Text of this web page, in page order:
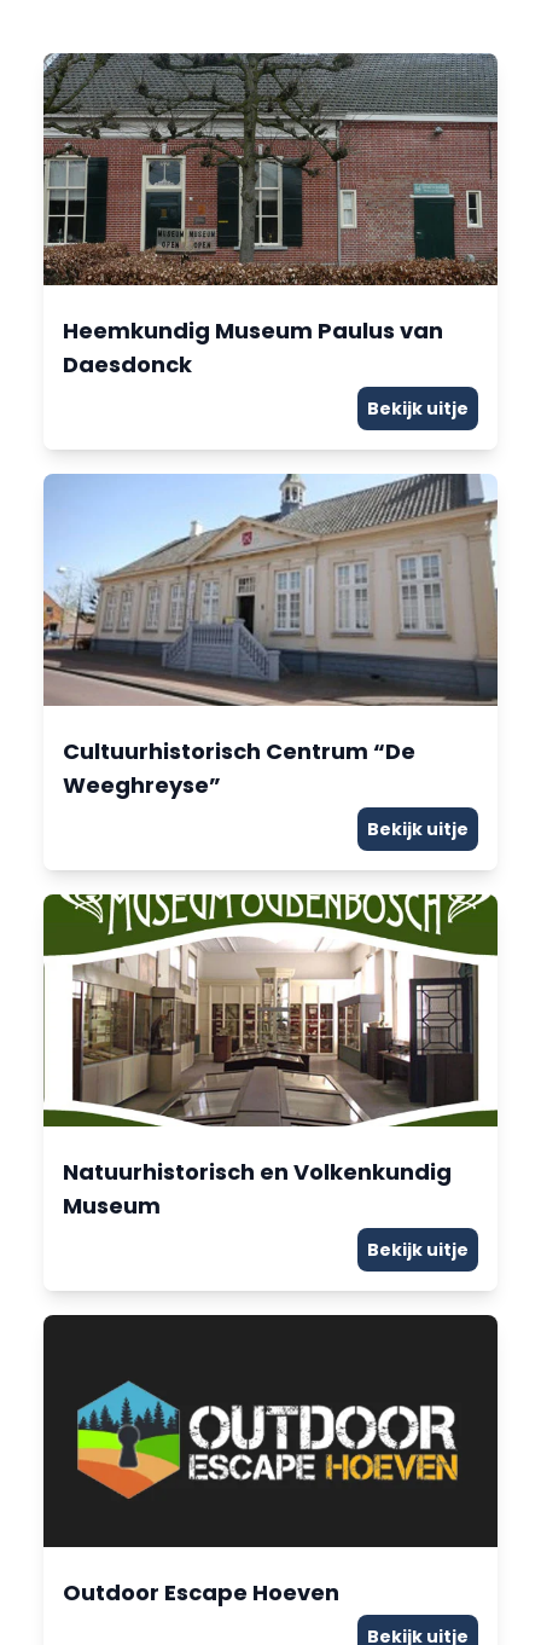
Heemkundig Museum Paulus van
Daesdonck
Bekijk uitje
Cultuurhistorisch Centrum “De
Weeghreyse”
Bekijk uitje
Natuurhistorisch en Volkenkundig
Museum
Bekijk uitje
Outdoor Escape Hoeven
Bekijk uitje